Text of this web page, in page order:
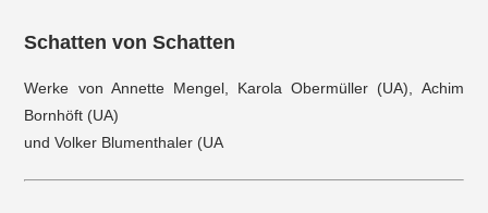
Schatten von Schatten
Werke von Annette Mengel, Karola Obermüller (UA), Achim
Bornhöft (UA)
und Volker Blumenthaler (UA